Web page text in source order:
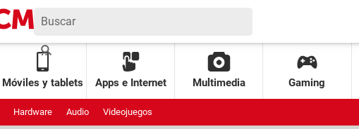
Móviles y tablets Apps e Internet Multimedia Gaming
Hardware Audio Videojuegos